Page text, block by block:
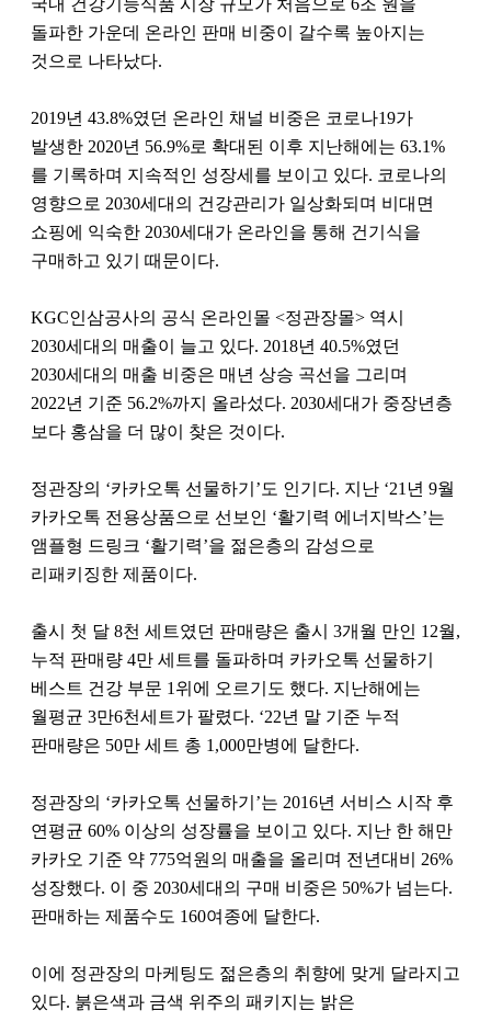
국내 건강기능식품 시장 규모가 처음으로 6조 원을
돌파한 가운데 온라인 판매 비중이 갈수록 높아지는
것으로 나타났다.
2019년 43.8%였던 온라인 채널 비중은 코로나19가
발생한 2020년 56.9%로 확대된 이후 지난해에는 63.1%
를 기록하며 지속적인 성장세를 보이고 있다. 코로나의
영향으로 2030세대의 건강관리가 일상화되며 비대면
쇼핑에 익숙한 2030세대가 온라인을 통해 건기식을
구매하고 있기 때문이다.
KGC인삼공사의 공식 온라인몰 <정관장몰> 역시
2030세대의 매출이 늘고 있다. 2018년 40.5%였던
2030세대의 매출 비중은 매년 상승 곡선을 그리며
2022년 기준 56.2%까지 올라섰다. 2030세대가 중장년층
보다 홍삼을 더 많이 찾은 것이다.
정관장의 ‘카카오톡 선물하기’도 인기다. 지난 ‘21년 9월
카카오톡 전용상품으로 선보인 ‘활기력 에너지박스’는
앰플형 드링크 ‘활기력’을 젊은층의 감성으로
리패키징한 제품이다.
출시 첫 달 8천 세트였던 판매량은 출시 3개월 만인 12월,
누적 판매량 4만 세트를 돌파하며 카카오톡 선물하기
베스트 건강 부문 1위에 오르기도 했다. 지난해에는
월평균 3만6천세트가 팔렸다. ‘22년 말 기준 누적
판매량은 50만 세트 총 1,000만병에 달한다.
정관장의 ‘카카오톡 선물하기’는 2016년 서비스 시작 후
연평균 60% 이상의 성장률을 보이고 있다. 지난 한 해만
카카오 기준 약 775억원의 매출을 올리며 전년대비 26%
성장했다. 이 중 2030세대의 구매 비중은 50%가 넘는다.
판매하는 제품수도 160여종에 달한다.
이에 정관장의 마케팅도 젊은층의 취향에 맞게 달라지고
있다. 붉은색과 금색 위주의 패키지는 밝은